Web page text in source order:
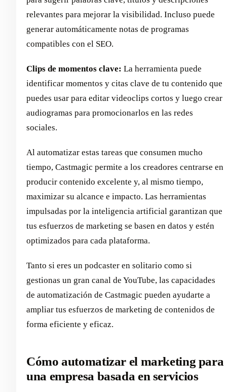
relevantes para mejorar la visibilidad. Incluso puede
generar automáticamente notas de programas
compatibles con el SEO.
Clips de momentos clave: La herramienta puede
identificar momentos y citas clave de tu contenido que
puedes usar para editar videoclips cortos y luego crear
audiogramas para promocionarlos en las redes
sociales.
Al automatizar estas tareas que consumen mucho
tiempo, Castmagic permite a los creadores centrarse en
producir contenido excelente y, al mismo tiempo,
maximizar su alcance e impacto. Las herramientas
impulsadas por la inteligencia artificial garantizan que
tus esfuerzos de marketing se basen en datos y estén
optimizados para cada plataforma.
Tanto si eres un podcaster en solitario como si
gestionas un gran canal de YouTube, las capacidades
de automatización de Castmagic pueden ayudarte a
ampliar tus esfuerzos de marketing de contenidos de
forma eficiente y eficaz.
Cómo automatizar el marketing para
una empresa basada en servicios